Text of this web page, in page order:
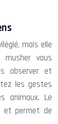
mais elle
vous
observer et
les gestes
animaux. Le
et permet de